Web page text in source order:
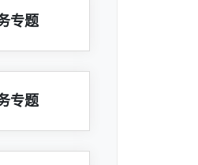
专题
专题